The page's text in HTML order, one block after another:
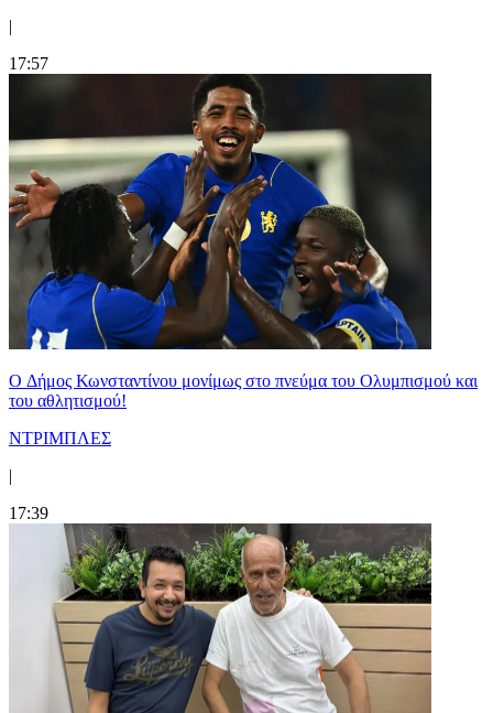
|
17:57
O Δήμος Κωνσταντίνου μονίμως στο πνεύμα του Ολυμπισμού και
του αθλητισμού!
ΝΤΡΙΜΠΛΕΣ
|
17:39